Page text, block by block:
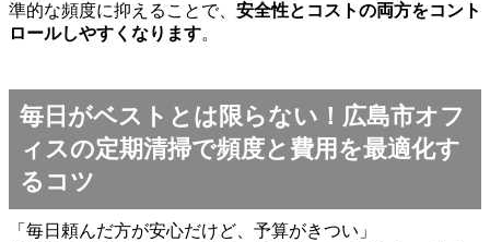
準的な頻度に抑えることで、 安全性とコストの両方をコント
ロールしやすくなります。
毎日がベストとは限らない！広島市オフ
ィスの定期清掃で頻度と費用を最適化す
るコツ
「毎日頼んだ方が安心だけど、予算がきつい」